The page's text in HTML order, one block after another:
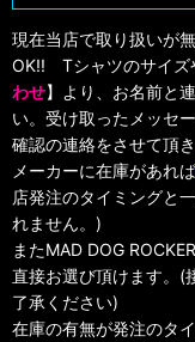
現在当店で取り扱いが
OK!! Tシャツのサイズ
わせ】より、お名前と
い。受け取ったメッセ
確認の連絡をさせて頂き
メーカーに在庫があれば
店発注のタイミングと
れません。)
またMAD DOG
直接お選び頂けます。(
了承ください)
在庫の有無が発注のタ